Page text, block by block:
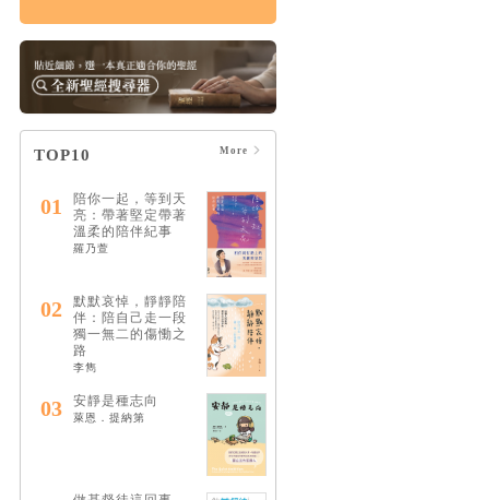
TOP10 More
01
陪你一起，等到天
亮：帶著堅定帶著
溫柔的陪伴紀事
羅乃萱
02
默默哀悼，靜靜陪
伴：陪自己走一段
獨一無二的傷慟之
路
李雋
03 安靜是種志向
萊恩．提納第